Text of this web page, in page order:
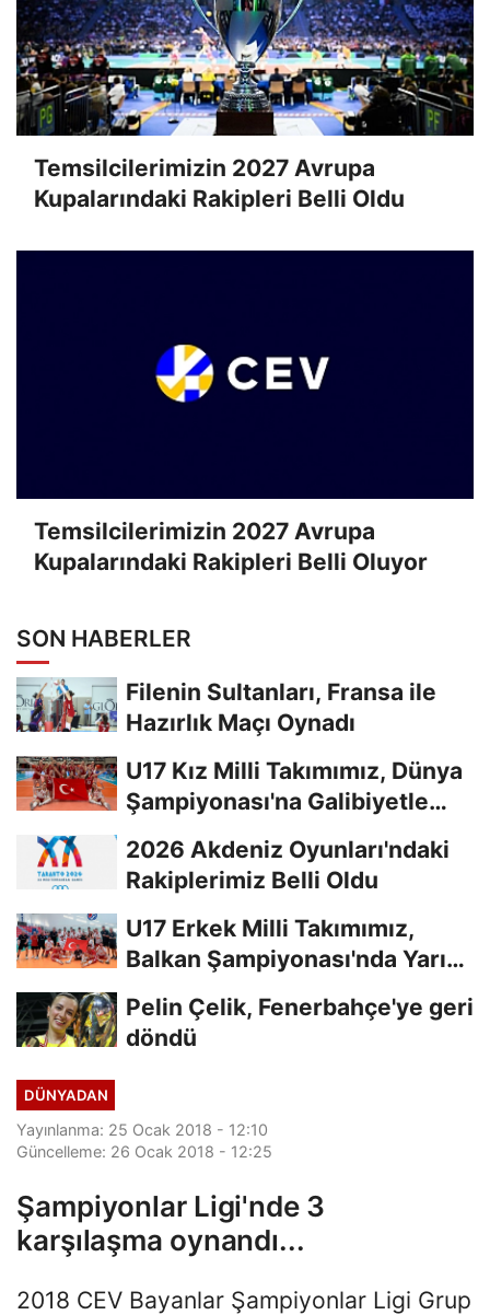
Temsilcilerimizin 2027 Avrupa
Kupalarındaki Rakipleri Belli Oldu
Temsilcilerimizin 2027 Avrupa
Kupalarındaki Rakipleri Belli Oluyor
SON HABERLER
Filenin Sultanları, Fransa ile
Hazırlık Maçı Oynadı
U17 Kız Milli Takımımız, Dünya
Şampiyonası'na Galibiyetle
2026 Akdeniz Oyunları'ndaki
Rakiplerimiz Belli Oldu
U17 Erkek Milli Takımımız,
Balkan Şampiyonası'nda Yarı
Pelin Çelik, Fenerbahçe'ye geri
döndü
DÜNYADAN
Yayınlanma: 25 Ocak 2018 - 12:10
Güncelleme: 26 Ocak 2018 - 12:25
Şampiyonlar Ligi'nde 3
karşılaşma oynandı...
2018 CEV Bayanlar Şampiyonlar Ligi Grup